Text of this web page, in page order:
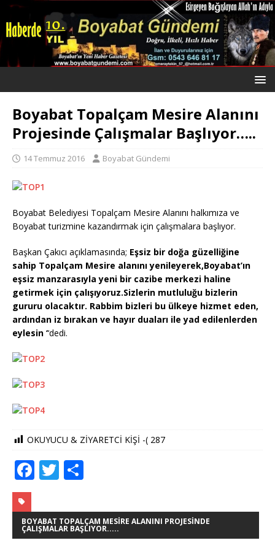
Boyabat Topalçam Mesire Alanını
Projesinde Çalışmalar Başlıyor…..
14 Temmuz 2016 Boyabat Gündemi
Boyabat Belediyesi Topalçam Mesire Alanını halkımıza ve
Boyabat turizmine kazandırmak için çalışmalara başlıyor.
Başkan Çakıcı açıklamasında; Eşsiz bir doğa güzelliğine
sahip Topalçam Mesire alanını yenileyerek,Boyabat’ın
eşsiz manzarasıyla yeni bir cazibe merkezi haline
getirmek için çalışıyoruz.Sizlerin mutluluğu bizlerin
gururu olacaktır. Rabbim bizleri bu ülkeye hizmet eden,
ardından iz bırakan ve hayır duaları ile yad edilenlerden
eylesin ‘‘dedi.
OKUYUCU & ZİYARETCİ KİŞİ -( 287
F
c
e
T
it
te
ar
e
BOYABAT TOPALÇAM MESIRE ALANINI PROJESINDE
ÇALIŞMALAR BAŞLIYOR.....